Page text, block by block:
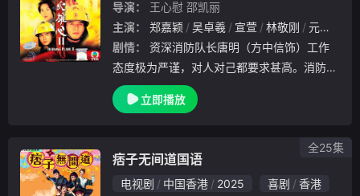
导演： 王心慰 邵凯丽
主演：
郑嘉颖 吴卓羲 宣萱 林敬刚 元华
剧情：
态度极为严谨，对人对己都要求甚高。消防员
纪德田（王喜饰）自妻子数年前因车祸意外去
世后，一直得过且过。德田面对唐明的严苛，
立即播放
痞子无间道国语
电视剧 中国香港 2025 喜剧
香港
全25集